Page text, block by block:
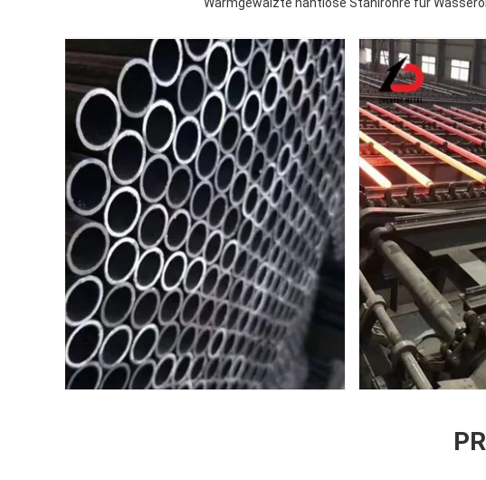
Warmgewalzte nahtlose Stahlrohre für